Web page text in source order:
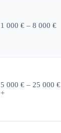
1 000 € – 8 000 €
5 000 € – 25 000 €
+